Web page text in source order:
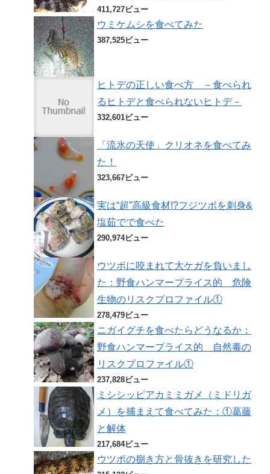
411,727ビュー
ウミケムシを食べてみた
387,525ビュー
ヒトデの正しい食べ方 －食べられ
るヒトデと食べられないヒトデ－
332,601ビュー
「流氷の天使」クリオネを食べてみ
た！
323,667ビュー
実は“超”高級食材!?フジツボを刺身&
塩茹でで食べた
290,974ビュー
ウツボに咬まれて大ケガを負いまし
た：野食ハンマープライス的 危険
生物のリスクプロファイル①
278,479ビュー
ニガイグチを食べたらどうなるか：
野食ハンマープライス的 自然毒の
リスクプロファイル①
237,828ビュー
ミシシッピアカミミガメ（ミドリガ
メ）を捕まえて食べてみた：①葛藤
と解体
217,684ビュー
ウツボの捌き方と骨抜きを研究した